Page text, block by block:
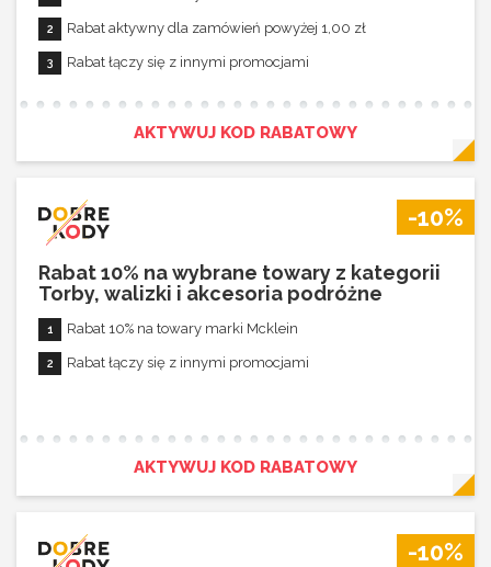
Rabat aktywny dla zamówień powyżej 1,00 zł
Rabat łączy się z innymi promocjami
AKTYWUJ KOD RABATOWY
-10%
Rabat 10% na wybrane towary z kategorii
Torby, walizki i akcesoria podróżne
Rabat 10% na towary marki Mcklein
Rabat łączy się z innymi promocjami
AKTYWUJ KOD RABATOWY
-10%